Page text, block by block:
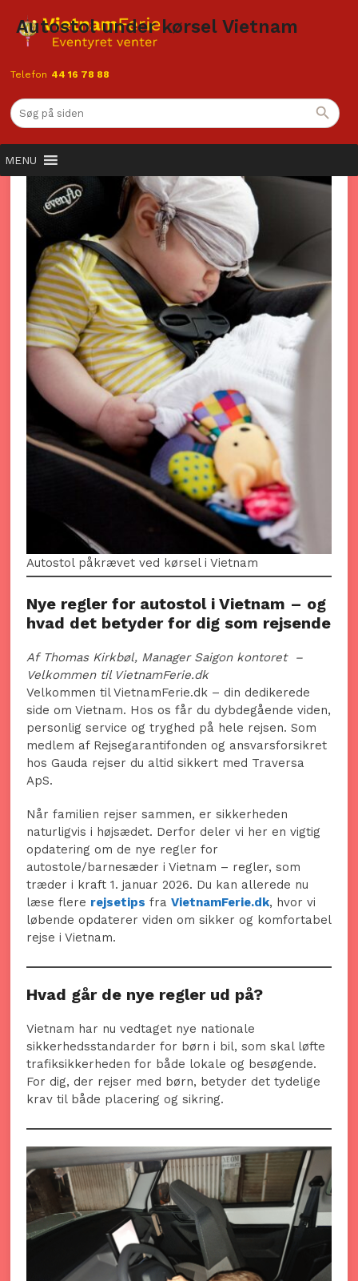
Telefon 44 16 78 88
MENU
Autostol under kørsel Vietnam
Autostol påkrævet ved kørsel i Vietnam
Nye regler for autostol i Vietnam – og
hvad det betyder for dig som rejsende
Af Thomas Kirkbøl, Manager Saigon kontoret –
Velkommen til VietnamFerie.dk
Velkommen til VietnamFerie.dk – din dedikerede
side om Vietnam. Hos os får du dybdegående viden,
personlig service og tryghed på hele rejsen. Som
medlem af Rejsegarantifonden og ansvarsforsikret
hos Gauda rejser du altid sikkert med Traversa
ApS.
Når familien rejser sammen, er sikkerheden
naturligvis i højsædet. Derfor deler vi her en vigtig
opdatering om de nye regler for
autostole/barnesæder i Vietnam – regler, som
træder i kraft 1. januar 2026. Du kan allerede nu
læse flere rejsetips fraVietnamFerie.dk, hvor vi
løbende opdaterer viden om sikker og komfortabel
rejse i Vietnam.
Hvad går de nye regler ud på?
Vietnam har nu vedtaget nye nationale
sikkerhedsstandarder for børn i bil, som skal løfte
trafiksikkerheden for både lokale og besøgende.
For dig, der rejser med børn, betyder det tydelige
krav til både placering og sikring.